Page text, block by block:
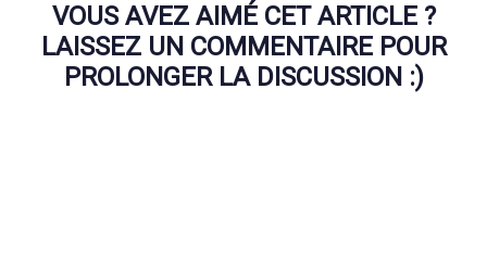
VOUS AVEZ AIMÉ CET ARTICLE ?
LAISSEZ UN COMMENTAIRE POUR
PROLONGER LA DISCUSSION :)